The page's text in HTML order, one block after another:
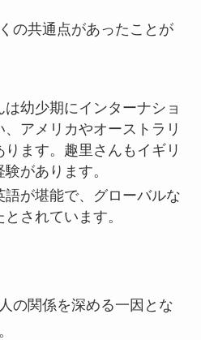
の共通点があったことが
幼少期にインターナショ
アメリカやオーストラリ
ます。趣里さんもイギリ
があります。
が堪能で、グローバルな
されています。
の関係を深める一因とな